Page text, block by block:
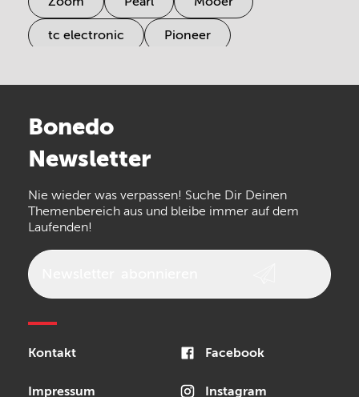
tc electronic Pioneer
Arturia
the t.bone
Walrus Audio Epiphone
Bonedo
Newsletter
Nie wieder was verpassen! Suche Dir Deinen
Themenbereich aus und bleibe immer auf dem
Laufenden!
Kontakt
Impressum
Facebook
Instagram